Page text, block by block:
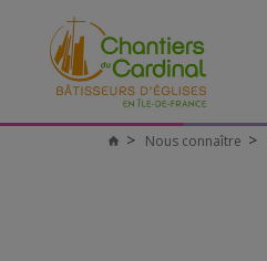
Chantiers
Nous connaître